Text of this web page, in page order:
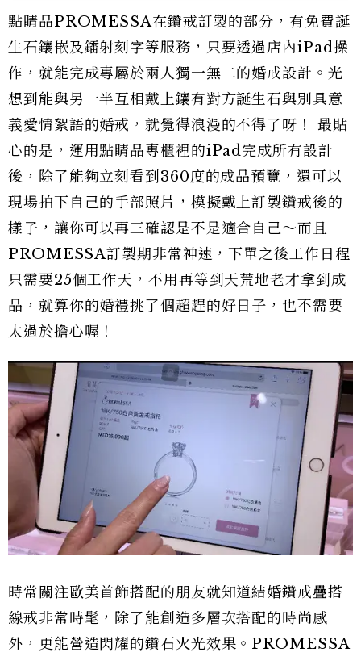
點睛品PROMESSA在鑽戒訂製的部分，有免費誕
生石鑲嵌及鐳射刻字等服務，只要透過店內iPad操
作，就能完成專屬於兩人獨一無二的婚戒設計。光
想到能與另一半互相戴上鑲有對方誕生石與別具意
義愛情絮語的婚戒，就覺得浪漫的不得了呀！ 最貼
心的是，運用點睛品專櫃裡的iPad完成所有設計
後，除了能夠立刻看到360度的成品預覽，還可以
現場拍下自己的手部照片，模擬戴上訂製鑽戒後的
樣子，讓你可以再三確認是不是適合自己～而且
PROMESSA訂製期非常神速，下單之後工作日程
只需要25個工作天，不用再等到天荒地老才拿到成
品，就算你的婚禮挑了個超趕的好日子，也不需要
太過於擔心喔！
時常關注歐美首飾搭配的朋友就知道結婚鑽戒疊搭
線戒非常時髦，除了能創造多層次搭配的時尚感
外，更能營造閃耀的鑽石火光效果。PROMESSA